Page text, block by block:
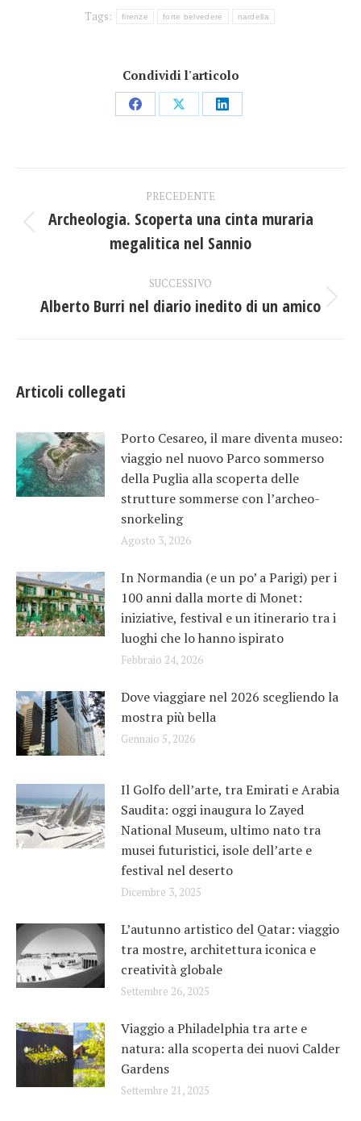
Tags:
firenze forte belvedere nardella
Condividi l'articolo
CondividiCondividiCondividi
tra
post
PRECEDENTE
Post
precedente:
Archeologia. Scoperta una cinta muraria
megalitica nel Sannio
SUCCESSIVO
Prossimo
Alberto Burri nel diario inedito di un amico
Articoli collegati
Porto Cesareo, il mare diventa museo:
viaggio nel nuovo Parco sommerso
della Puglia alla scoperta delle
strutture sommerse con l’archeo-
snorkeling
Agosto 3, 2026
In Normandia (e un po’ a Parigi) per i
100 anni dalla morte di Monet:
iniziative, festival e un itinerario tra i
luoghi che lo hanno ispirato
Febbraio 24, 2026
Dove viaggiare nel 2026 scegliendo la
mostra più bella
Gennaio 5, 2026
Il Golfo dell’arte, tra Emirati e Arabia
Saudita: oggi inaugura lo Zayed
National Museum, ultimo nato tra
musei futuristici, isole dell’arte e
festival nel deserto
Dicembre 3, 2025
L’autunno artistico del Qatar: viaggio
tra mostre, architettura iconica e
creatività globale
Settembre 26, 2025
Viaggio a Philadelphia tra arte e
natura: alla scoperta dei nuovi Calder
Gardens
Settembre 21, 2025